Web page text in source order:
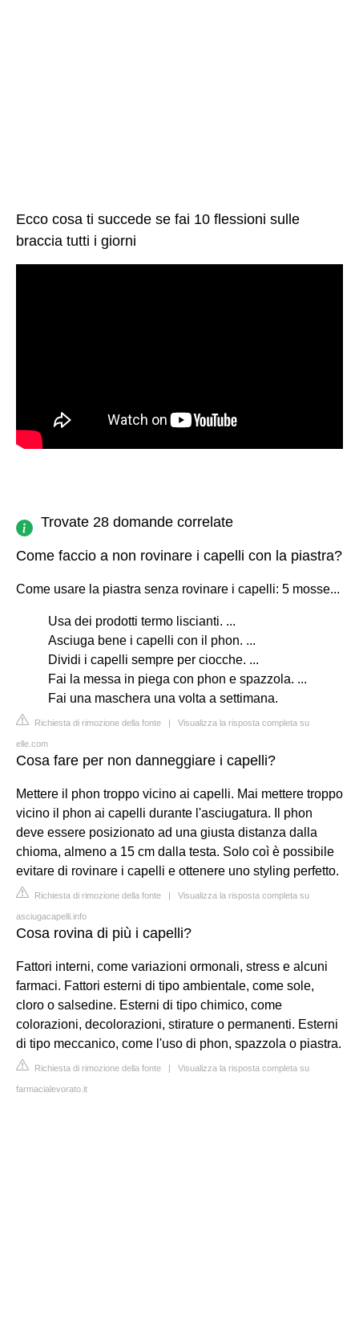
Ecco cosa ti succede se fai 10 flessioni sulle
braccia tutti i giorni
Trovate 28 domande correlate
Come faccio a non rovinare i capelli con la piastra?
Come usare la piastra senza rovinare i capelli: 5 mosse...
Usa dei prodotti termo liscianti. ...
Asciuga bene i capelli con il phon. ...
Dividi i capelli sempre per ciocche. ...
Fai la messa in piega con phon e spazzola. ...
Fai una maschera una volta a settimana.
Richiesta di rimozione della fonte | Visualizza la risposta completa su
elle.com
Cosa fare per non danneggiare i capelli?
Mettere il phon troppo vicino ai capelli. Mai mettere troppo
vicino il phon ai capelli durante l'asciugatura. Il phon
deve essere posizionato ad una giusta distanza dalla
chioma, almeno a 15 cm dalla testa. Solo coì è possibile
evitare di rovinare i capelli e ottenere uno styling perfetto.
Richiesta di rimozione della fonte | Visualizza la risposta completa su
asciugacapelli.info
Cosa rovina di più i capelli?
Fattori interni, come variazioni ormonali, stress e alcuni
farmaci. Fattori esterni di tipo ambientale, come sole,
cloro o salsedine. Esterni di tipo chimico, come
colorazioni, decolorazioni, stirature o permanenti. Esterni
di tipo meccanico, come l'uso di phon, spazzola o piastra.
Richiesta di rimozione della fonte | Visualizza la risposta completa su
farmacialevorato.it